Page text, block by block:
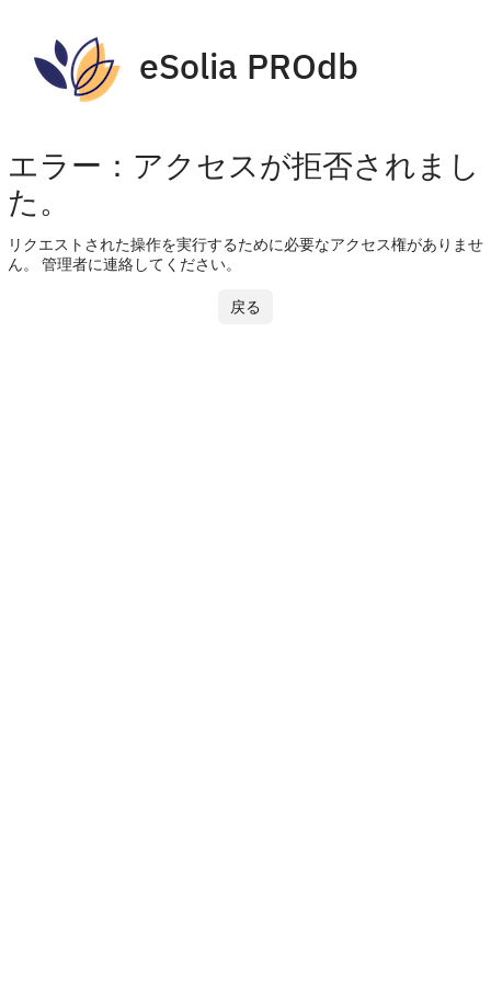
eSolia PROdb
エラー：アクセスが拒否されまし
た。
リクエストされた操作を実行するために必要なアクセス権がありませ
ん。 管理者に連絡してください。
戻る